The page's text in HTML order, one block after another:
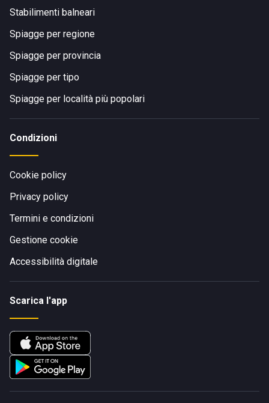
Stabilimenti balneari
Spiagge per regione
Spiagge per provincia
Spiagge per tipo
Spiagge per località più popolari
Condizioni
Cookie policy
Privacy policy
Termini e condizioni
Gestione cookie
Accessibilità digitale
Scarica l'app